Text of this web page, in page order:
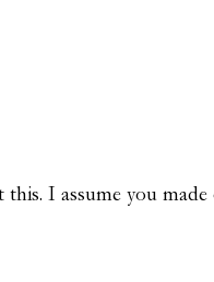
I assume you